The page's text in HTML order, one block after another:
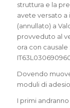
struttura e la
avete versato a
(annullato) a
provveduto al
ora con causale
Dovendo
moduli di
I primi